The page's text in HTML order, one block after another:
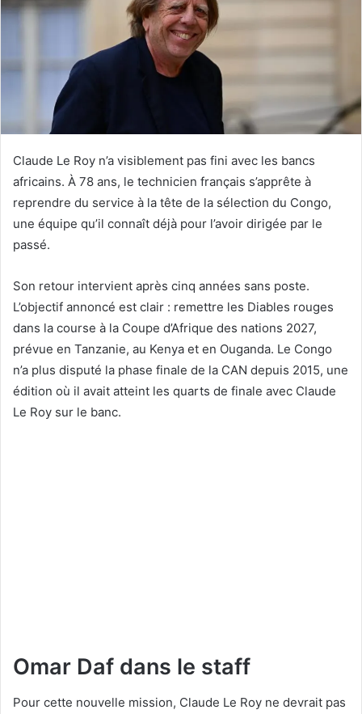
Claude Le Roy n’a visiblement pas fini avec les bancs
africains. À 78 ans, le technicien français s’apprête à
reprendre du service à la tête de la sélection du Congo,
une équipe qu’il connaît déjà pour l’avoir dirigée par le
passé.
Son retour intervient après cinq années sans poste.
L’objectif annoncé est clair : remettre les Diables rouges
dans la course à la Coupe d’Afrique des nations 2027,
prévue en Tanzanie, au Kenya et en Ouganda. Le Congo
n’a plus disputé la phase finale de la CAN depuis 2015, une
édition où il avait atteint les quarts de finale avec Claude
Le Roy sur le banc.
Omar Daf dans le staff
Pour cette nouvelle mission, Claude Le Roy ne devrait pas